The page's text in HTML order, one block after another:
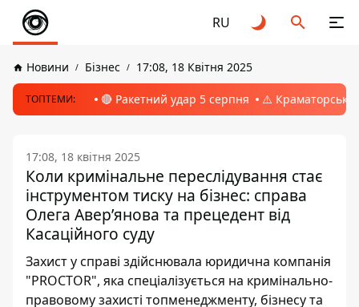
RU
Новини Бізнес 17:08, 18 Квітня 2025
ТОПТЕМИ: 🔴 Ракетний удар 5 серпня ⚠️ Краматорськ,
17:08, 18 квітня 2025
Коли кримінальне переслідування стає
інструментом тиску на бізнес: справа
Олега Авер’янова та прецедент від
Касаційного суду
Захист у справі здійснювала юридична компанія
"PROCTOR", яка спеціалізується на кримінально-
правовому захисті топменеджменту, бізнесу та